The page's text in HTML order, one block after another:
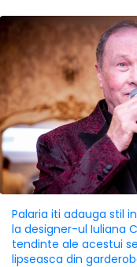
Palaria iti adauga stil
la designer-ul Iuliana
tendinte ale acestui
lipseasca din